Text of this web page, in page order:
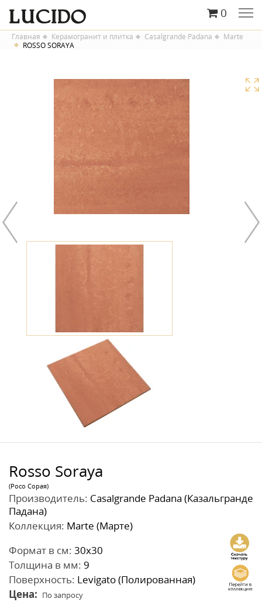
0
Главная Керамогранит и плитка Casalgrande Padana
Marte
ROSSO SORAYA
Rosso Soraya
(Росо Сорая)
Производитель: Casalgrande Padana (Казальгранде
Падана)
Коллекция: Marte (Марте)
Формат в см: 30x30
Толщина в мм: 9
Поверхность: Levigato (Полированная)
Цена: По запросу